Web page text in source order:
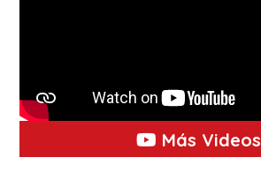
Más Videos